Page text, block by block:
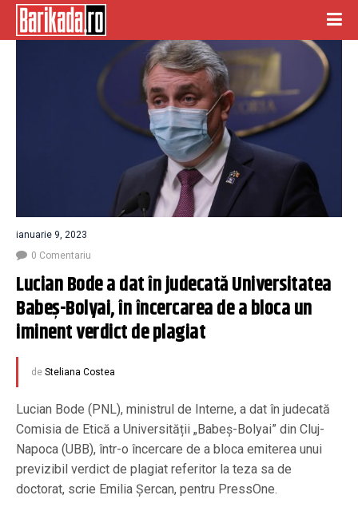
ianuarie 9, 2023
0 Comentariu
Lucian Bode a dat în judecată Universitatea
Babeș-Bolyai, în încercarea de a bloca un
iminent verdict de plagiat
de Steliana Costea
Lucian Bode (PNL), ministrul de Interne, a dat în judecată
Comisia de Etică a Universității „Babeș-Bolyai” din Cluj-
Napoca (UBB), într-o încercare de a bloca emiterea unui
previzibil verdict de plagiat referitor la teza sa de
doctorat, scrie Emilia Șercan, pentru PressOne.